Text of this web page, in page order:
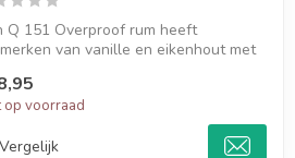
Q 151 Overproof rum heeft
van vanille en eikenhout met
op voorraad
Vergelijk